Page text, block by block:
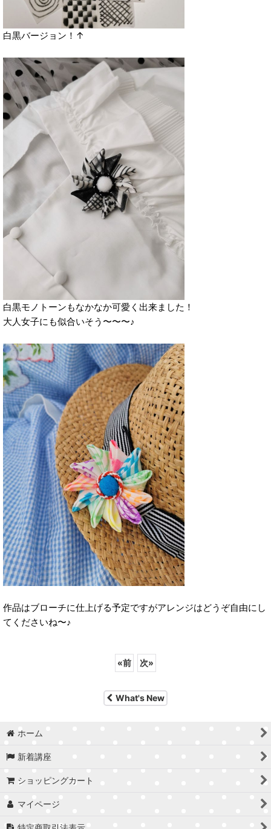
白黒バージョン！↑
白黒モノトーンもなかなか可愛く出来ました！
大人女子にも似合いそう〜〜〜♪
作品はブローチに仕上げる予定ですがアレンジはどうぞ自由にし
てくださいね〜♪
«前 次»
What's New
ホーム
新着講座
ショッピングカート
マイページ